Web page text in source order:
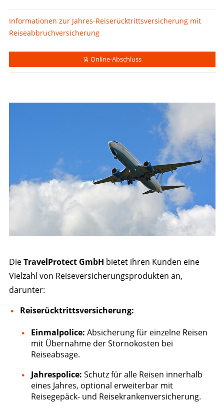
Informationen zur Jahres-Reiserücktrittsversicherung mit
Reiseabbruchversicherung
Online-Abschluss
DieTravelProtect GmbH bietet ihren Kunden eine
Vielzahl von Reiseversicherungsprodukten an,
darunter:
Reiserücktrittsversicherung:
Einmalpolice: Absicherung für einzelne Reisen
mit Übernahme der Stornokosten bei
Reiseabsage.
Jahrespolice: Schutz für alle Reisen innerhalb
eines Jahres, optional erweiterbar mit
Reisegepäck- und Reisekrankenversicherung.​